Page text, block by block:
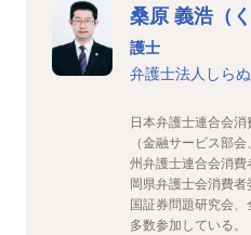
桑原 義浩（
護士
弁護士法人しら
日本弁護士連合会
（金融サービス部
州弁護士連合会消
岡県弁護士会消費
国証券問題研究会
多数参加している。